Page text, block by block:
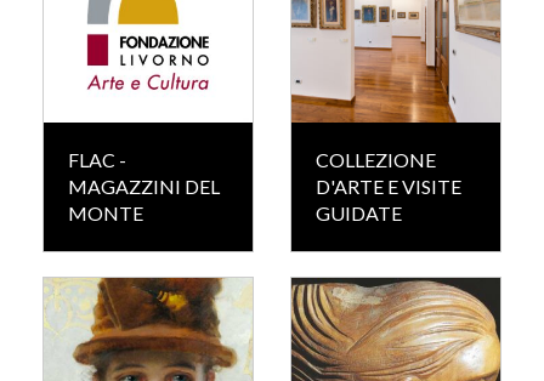
FLAC -
MAGAZZINI DEL
MONTE
COLLEZIONE
D'ARTE E VISITE
GUIDATE